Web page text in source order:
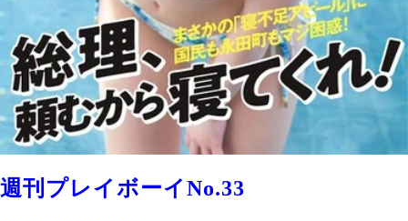
週刊プレイボーイNo.33